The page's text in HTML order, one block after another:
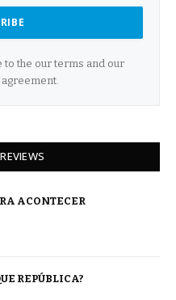
to the our terms and our
ACONTECER
REPÚBLICA?